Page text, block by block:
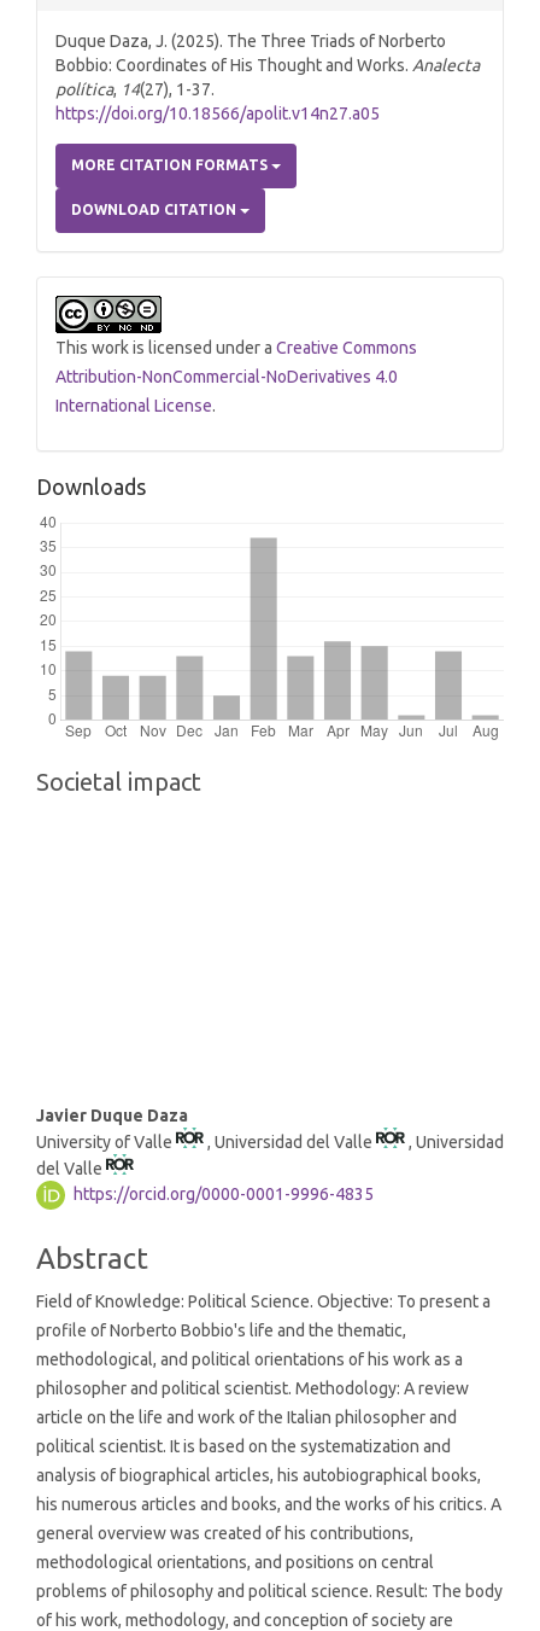
Duque Daza, J. (2025). The Three Triads of Norberto
Bobbio: Coordinates of His Thought and Works. Analecta
política, 14(27), 1-37.
https://doi.org/10.18566/apolit.v14n27.a05
MORE CITATION FORMATS
DOWNLOAD CITATION
This work is licensed under a Creative Commons
Attribution-NonCommercial-NoDerivatives 4.0
International License.
Downloads
Societal impact
Main
Article
Content
Javier Duque Daza
University of Valle
, Universidad del Valle
, Universidad
del Valle
https://orcid.org/0000-0001-9996-4835
Abstract
Field of Knowledge: Political Science. Objective: To present a
profile of Norberto Bobbio's life and the thematic,
methodological, and political orientations of his work as a
philosopher and political scientist. Methodology: A review
article on the life and work of the Italian philosopher and
political scientist. It is based on the systematization and
analysis of biographical articles, his autobiographical books,
his numerous articles and books, and the works of his critics. A
general overview was created of his contributions,
methodological orientations, and positions on central
problems of philosophy and political science. Result: The body
of his work, methodology, and conception of society are